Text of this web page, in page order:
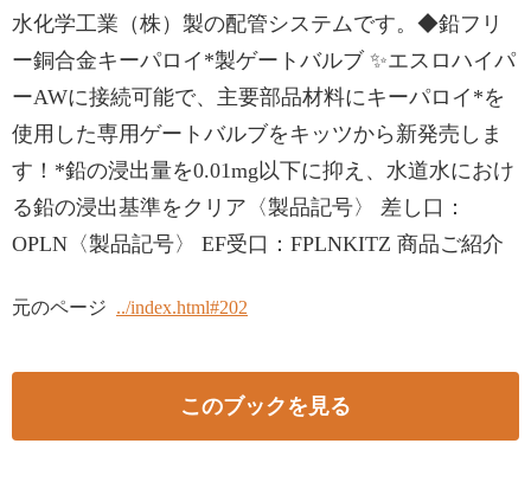
水化学工業（株）製の配管システムです。◆鉛フリ
ー銅合金キーパロイ*製ゲートバルブ ✨エスロハイパ
ーAWに接続可能で、主要部品材料にキーパロイ*を
使用した専用ゲートバルブをキッツから新発売しま
す！*鉛の浸出量を0.01mg以下に抑え、水道水におけ
る鉛の浸出基準をクリア〈製品記号〉 差し口：
OPLN〈製品記号〉 EF受口：FPLNKITZ 商品ご紹介
元のページ ../index.html#202
このブックを見る